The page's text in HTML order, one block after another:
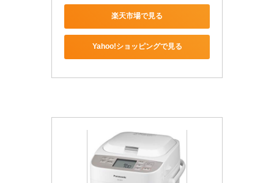
楽天市場で見る
Yahoo!ショッピングで見る